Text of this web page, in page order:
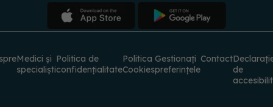
Medici și
specialiști
Politica de
confidențialitate
Politica
Cookies
Gestionați
preferințele
Contact
de